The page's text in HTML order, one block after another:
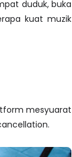
duduk, buka
kuat muzik
mesyuarat